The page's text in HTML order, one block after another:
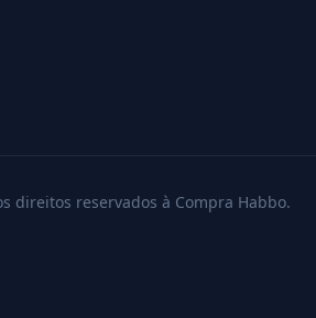
direitos reservados à Compra Habbo.